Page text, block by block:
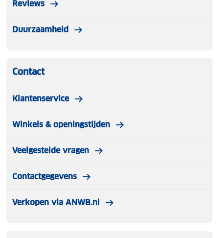
Reviews
Duurzaamheid
Contact
Klantenservice
Winkels & openingstijden
Veelgestelde vragen
Contactgegevens
Verkopen via ANWB.nl